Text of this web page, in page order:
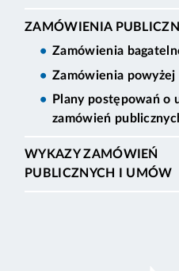
ZAMÓWIENIA
Zamówienia
Zamówienia powyżej
Plany postępowań o
zamówień
WYKAZY ZAMÓWIEŃ
PUBLICZNYCH I UMÓW